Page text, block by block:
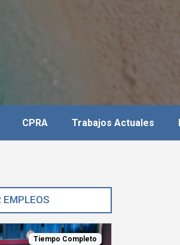
CPRA Trabajos Actuales
Tiempo Completo